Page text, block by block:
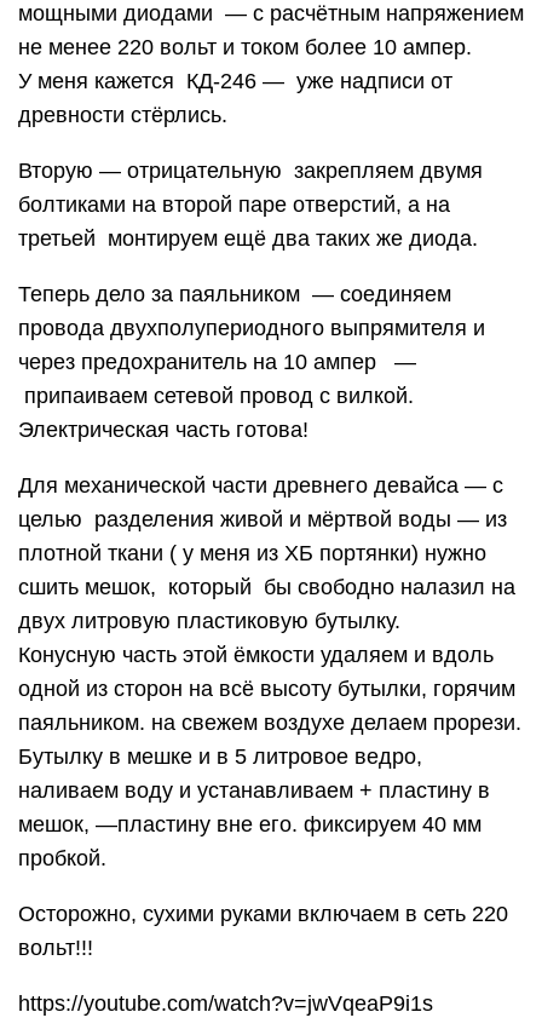
мощными диодами — с расчётным напряжением
не менее 220 вольт и током более 10 ампер.
У меня кажется КД-246 — уже надписи от
древности стёрлись.
Вторую — отрицательную закрепляем двумя
болтиками на второй паре отверстий, а на
третьей монтируем ещё два таких же диода.
Теперь дело за паяльником — соединяем
провода двухполупериодного выпрямителя и
через предохранитель на 10 ампер —
припаиваем сетевой провод с вилкой.
Электрическая часть готова!
Для механической части древнего девайса — с
целью разделения живой и мёртвой воды — из
плотной ткани ( у меня из ХБ портянки) нужно
сшить мешок, который бы свободно налазил на
двух литровую пластиковую бутылку.
Конусную часть этой ёмкости удаляем и вдоль
одной из сторон на всё высоту бутылки, горячим
паяльником. на свежем воздухе делаем прорези.
Бутылку в мешке и в 5 литровое ведро,
наливаем воду и устанавливаем + пластину в
мешок, —пластину вне его. фиксируем 40 мм
пробкой.
Осторожно, сухими руками включаем в сеть 220
вольт!!!
https://youtube.com/watch?v=jwVqeaP9i1s